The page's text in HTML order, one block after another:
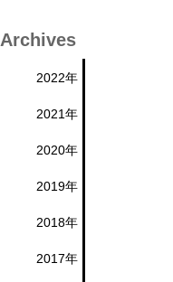
Archives
2022年
2021年
2020年
2019年
2018年
2017年